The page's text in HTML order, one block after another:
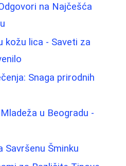
na Najčešća
kožu lica - Saveti za
Snaga prirodnih
u Beogradu -
Savršenu Šminku